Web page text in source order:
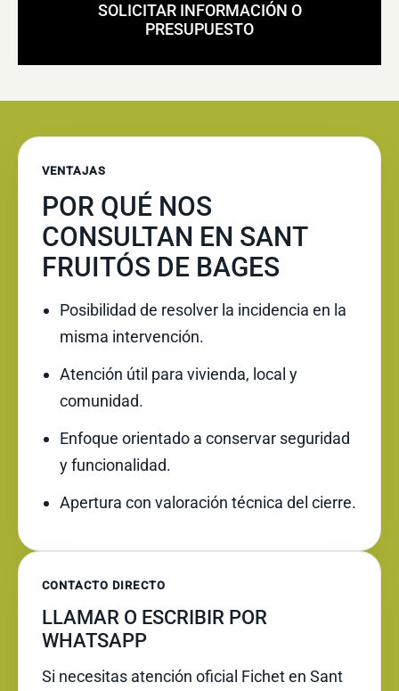
SOLICITAR INFORMACIÓN O
PRESUPUESTO
VENTAJAS
POR QUÉ NOS
CONSULTAN EN SANT
FRUITÓS DE BAGES
Posibilidad de resolver la incidencia en la
misma intervención.
Atención útil para vivienda, local y
comunidad.
Enfoque orientado a conservar seguridad
y funcionalidad.
Apertura con valoración técnica del cierre.
CONTACTO DIRECTO
LLAMAR O ESCRIBIR POR
WHATSAPP
Si necesitas atención oficial Fichet en Sant